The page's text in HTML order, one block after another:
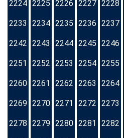
2224 2225 2226 2227 2228
2233 2234 2235 2236 2237
2242 2243 2244 2245 2246
2251 2252 2253 2254 2255
2260 2261 2262 2263 2264
2269 2270 2271 2272 2273
2278 2279 2280 2281 2282